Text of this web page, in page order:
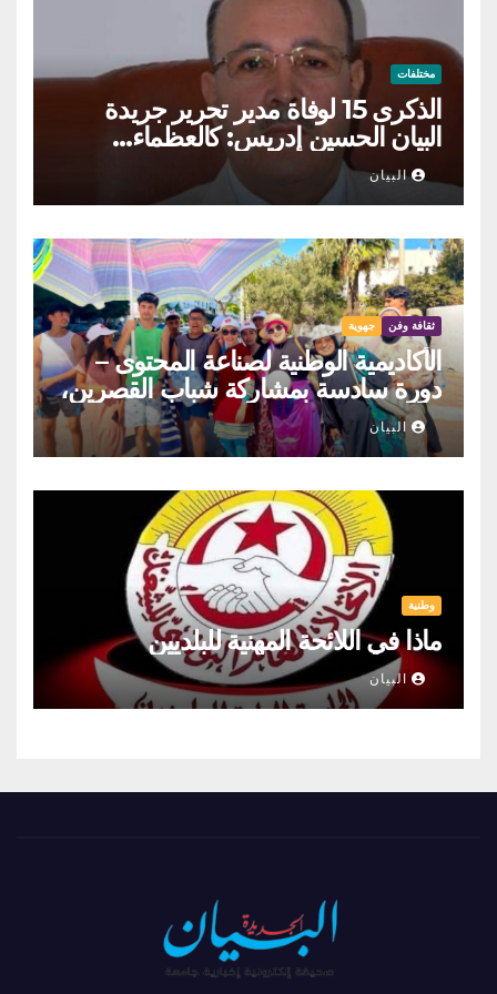
مختلفات
الذكرى 15 لوفاة مدير تحرير جريدة
البيان الحسين إدريس: كالعظماء…
عاش شامخا ورحل واقفا
البيان
ثقافة وفن جهوية
الأكاديمية الوطنية لصناعة المحتوى –
دورة سادسة بمشاركة شباب القصرين،
المنستير والمهدية
البيان
وطنية
ماذا في اللائحة المهنية للبلديين
البيان